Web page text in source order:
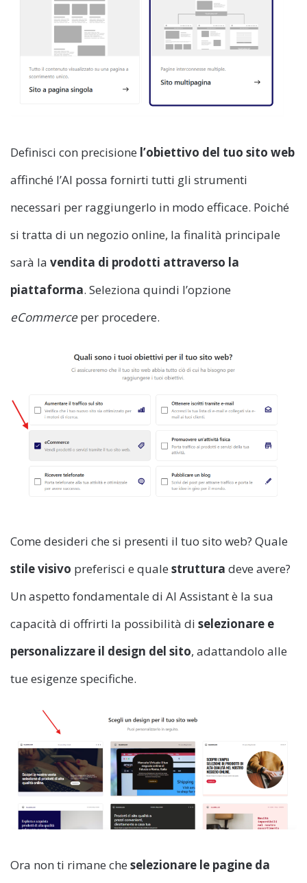
Definisci con precisione l’obiettivo del tuo sito web
affinché l’AI possa fornirti tutti gli strumenti
necessari per raggiungerlo in modo efficace. Poiché
si tratta di un negozio online, la finalità principale
sarà la vendita di prodotti attraverso la
piattaforma. Seleziona quindi l’opzione
eCommerce per procedere.
Come desideri che si presenti il tuo sito web? Quale
stile visivo preferisci e quale struttura deve avere?
Un aspetto fondamentale di AI Assistant è la sua
capacità di offrirti la possibilità di selezionare e
personalizzare il design del sito, adattandolo alle
tue esigenze specifiche.
Ora non ti rimane che selezionare le pagine da